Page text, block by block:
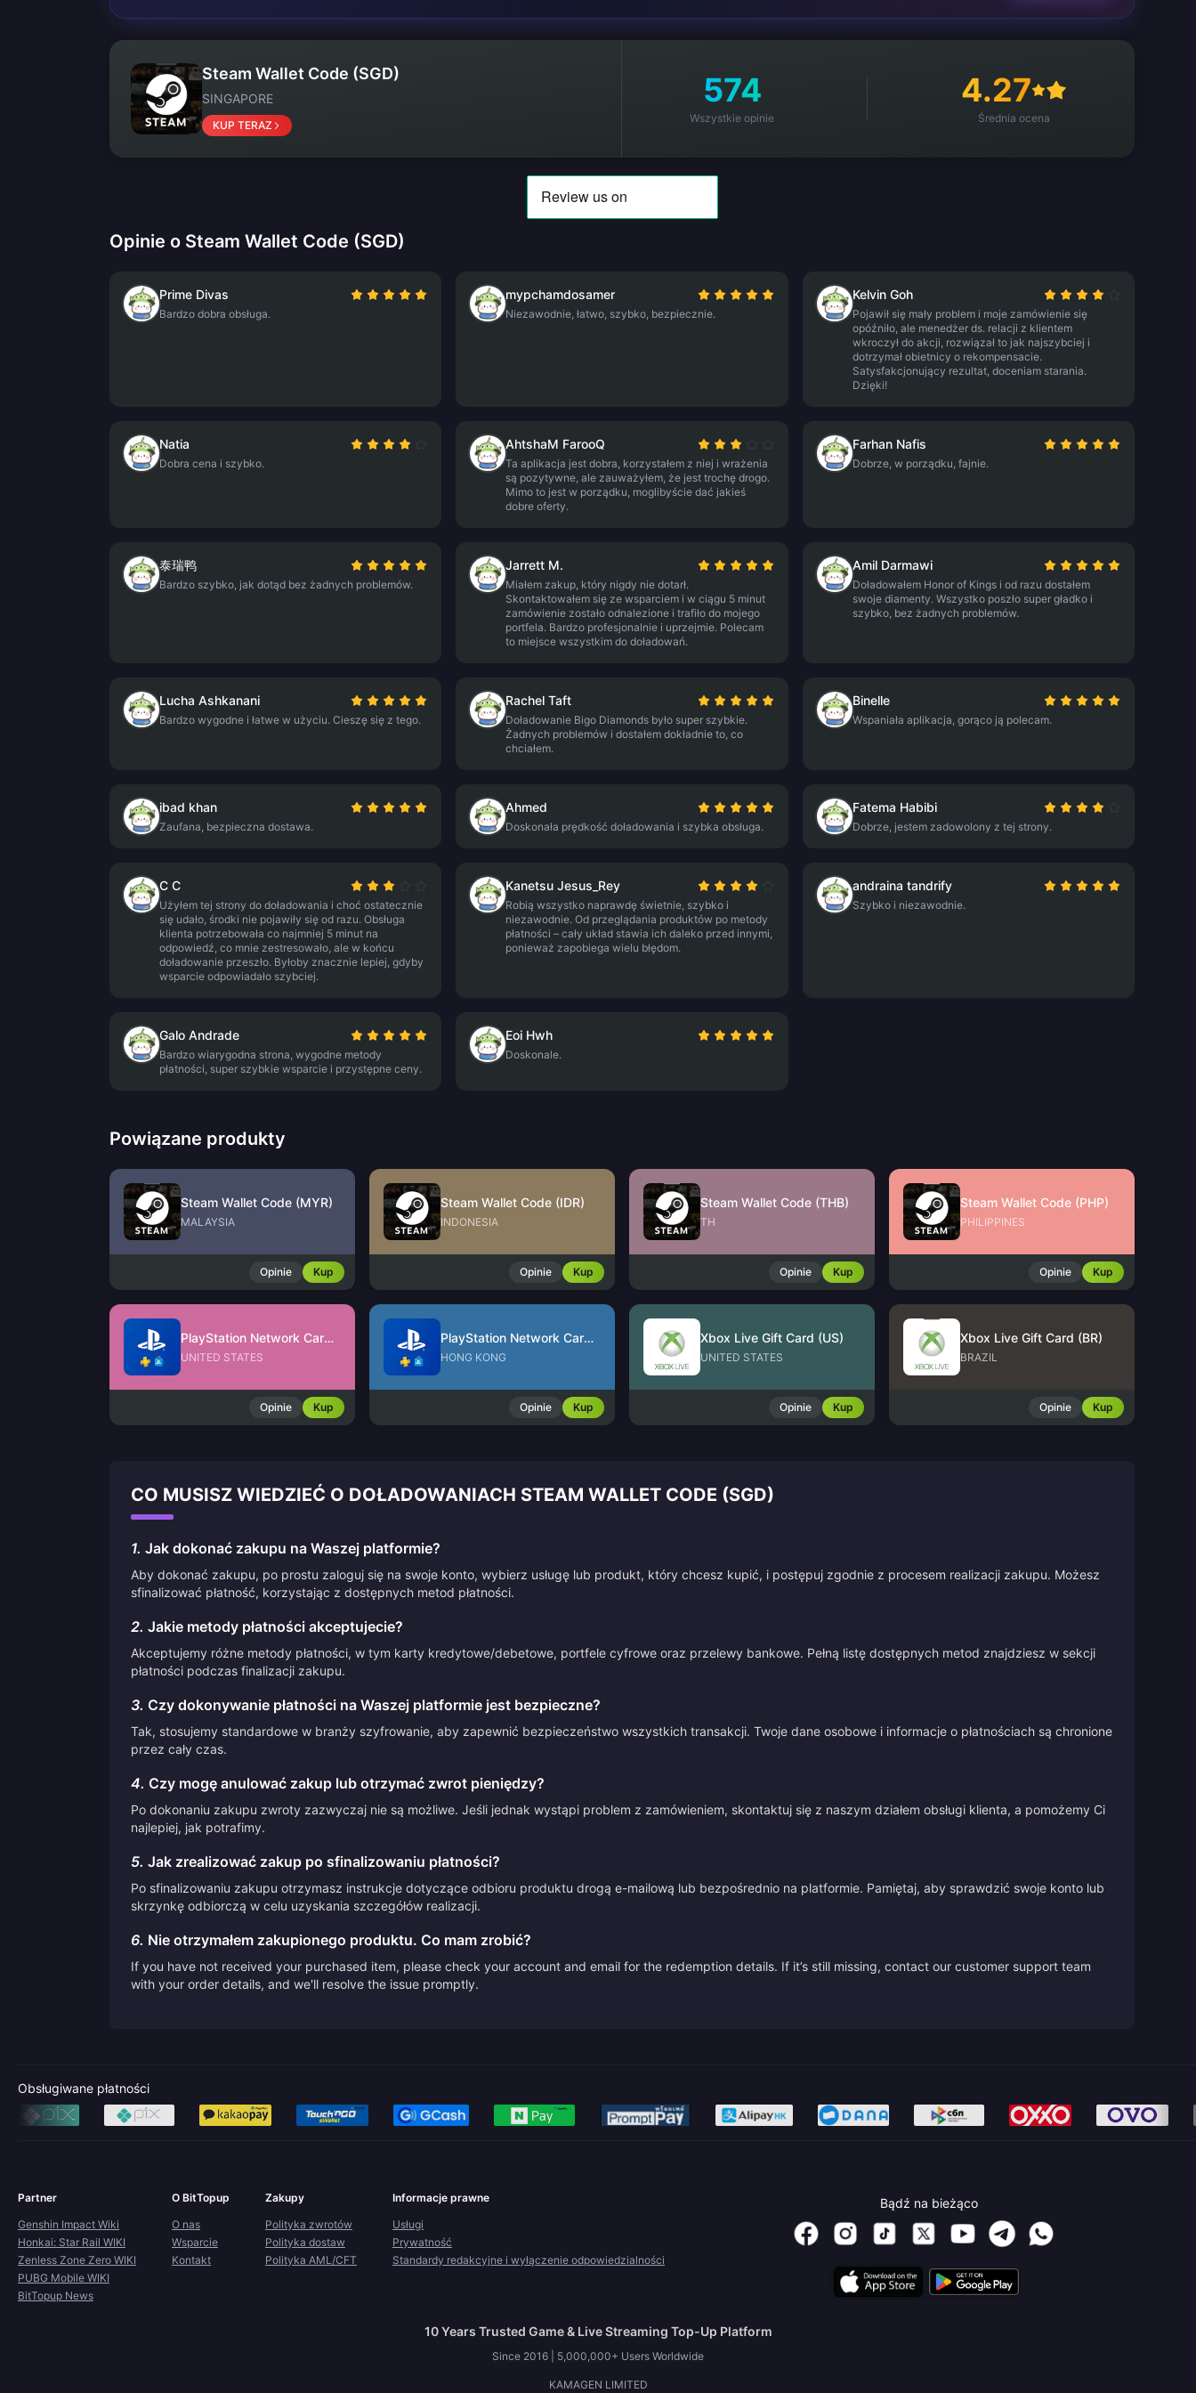
Steam Wallet Code (SGD)
SINGAPORE
KUP TERAZ
574
Wszystkie opinie
4.27
Średnia ocena
Opinie o Steam Wallet Code (SGD)
Prime Divas
Bardzo dobra obsługa.
mypchamdosamer
Niezawodnie, łatwo, szybko, bezpiecznie.
Kelvin Goh
Pojawił się mały problem i moje zamówienie się
opóźniło, ale menedżer ds. relacji z klientem
wkroczył do akcji, rozwiązał to jak najszybciej i
dotrzymał obietnicy o rekompensacie.
Satysfakcjonujący rezultat, doceniam starania.
Dzięki!
Natia
Dobra cena i szybko.
AhtshaM FarooQ
Ta aplikacja jest dobra, korzystałem z niej i wrażenia
są pozytywne, ale zauważyłem, że jest trochę drogo.
Mimo to jest w porządku, moglibyście dać jakieś
dobre oferty.
Farhan Nafis
Dobrze, w porządku, fajnie.
泰瑞鸭
Bardzo szybko, jak dotąd bez żadnych problemów.
Jarrett M.
Miałem zakup, który nigdy nie dotarł.
Skontaktowałem się ze wsparciem i w ciągu 5 minut
zamówienie zostało odnalezione i trafiło do mojego
portfela. Bardzo profesjonalnie i uprzejmie. Polecam
to miejsce wszystkim do doładowań.
Amil Darmawi
Doładowałem Honor of Kings i od razu dostałem
swoje diamenty. Wszystko poszło super gładko i
szybko, bez żadnych problemów.
Lucha Ashkanani
Bardzo wygodne i łatwe w użyciu. Cieszę się z tego.
Rachel Taft
Doładowanie Bigo Diamonds było super szybkie.
Żadnych problemów i dostałem dokładnie to, co
chciałem.
Binelle
Wspaniała aplikacja, gorąco ją polecam.
ibad khan
Zaufana, bezpieczna dostawa.
Ahmed
Doskonała prędkość doładowania i szybka obsługa.
Fatema Habibi
Dobrze, jestem zadowolony z tej strony.
C C
Użyłem tej strony do doładowania i choć ostatecznie
się udało, środki nie pojawiły się od razu. Obsługa
klienta potrzebowała co najmniej 5 minut na
odpowiedź, co mnie zestresowało, ale w końcu
doładowanie przeszło. Byłoby znacznie lepiej, gdyby
wsparcie odpowiadało szybciej.
Kanetsu Jesus_Rey
Robią wszystko naprawdę świetnie, szybko i
niezawodnie. Od przeglądania produktów po metody
płatności – cały układ stawia ich daleko przed innymi,
ponieważ zapobiega wielu błędom.
andraina tandrify
Szybko i niezawodnie.
Galo Andrade
Bardzo wiarygodna strona, wygodne metody
płatności, super szybkie wsparcie i przystępne ceny.
Eoi Hwh
Doskonale.
Powiązane produkty
Steam Wallet Code (MYR)
MALAYSIA
Opinie Kup
Steam Wallet Code (IDR)
INDONESIA
Opinie Kup
Steam Wallet Code (THB)
TH
Opinie Kup
Steam Wallet Code (PHP)
PHILIPPINES
Opinie Kup
PlayStation Network Card (US)
UNITED STATES
Opinie Kup
PlayStation Network Card (HK)
HONG KONG
Opinie Kup
Xbox Live Gift Card (US)
UNITED STATES
Opinie Kup
Xbox Live Gift Card (BR)
BRAZIL
Opinie Kup
CO MUSISZ WIEDZIEĆ O DOŁADOWANIACH STEAM WALLET CODE (SGD)
1. Jak dokonać zakupu na Waszej platformie?
Aby dokonać zakupu, po prostu zaloguj się na swoje konto, wybierz usługę lub produkt, który chcesz kupić, i postępuj zgodnie z procesem realizacji zakupu. Możesz
sfinalizować płatność, korzystając z dostępnych metod płatności.
2. Jakie metody płatności akceptujecie?
Akceptujemy różne metody płatności, w tym karty kredytowe/debetowe, portfele cyfrowe oraz przelewy bankowe. Pełną listę dostępnych metod znajdziesz w sekcji
płatności podczas finalizacji zakupu.
3. Czy dokonywanie płatności na Waszej platformie jest bezpieczne?
Tak, stosujemy standardowe w branży szyfrowanie, aby zapewnić bezpieczeństwo wszystkich transakcji. Twoje dane osobowe i informacje o płatnościach są chronione
przez cały czas.
4. Czy mogę anulować zakup lub otrzymać zwrot pieniędzy?
Po dokonaniu zakupu zwroty zazwyczaj nie są możliwe. Jeśli jednak wystąpi problem z zamówieniem, skontaktuj się z naszym działem obsługi klienta, a pomożemy Ci
najlepiej, jak potrafimy.
5. Jak zrealizować zakup po sfinalizowaniu płatności?
Po sfinalizowaniu zakupu otrzymasz instrukcje dotyczące odbioru produktu drogą e-mailową lub bezpośrednio na platformie. Pamiętaj, aby sprawdzić swoje konto lub
skrzynkę odbiorczą w celu uzyskania szczegółów realizacji.
6. Nie otrzymałem zakupionego produktu. Co mam zrobić?
If you have not received your purchased item, please check your account and email for the redemption details. If it’s still missing, contact our customer support team
with your order details, and we'll resolve the issue promptly.
Obsługiwane płatności
Partner
Genshin Impact Wiki
Honkai: Star Rail WIKI
Zenless Zone Zero WIKI
PUBG Mobile WIKI
BitTopup News
O BitTopup
O nas
Wsparcie
Kontakt
Zakupy
Polityka zwrotów
Polityka dostaw
Polityka AML/CFT
Informacje prawne
Usługi
Prywatność
Standardy redakcyjne i wyłączenie odpowiedzialności
Bądź na bieżąco
10 Years Trusted Game & Live Streaming Top-Up Platform
Since 2016 | 5,000,000+ Users Worldwide
KAMAGEN LIMITED